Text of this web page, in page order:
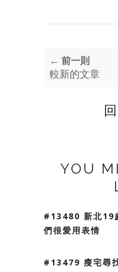
← 前一則
較新的文章
YOU
#13480 新北19
們很愛用表情
#13479 瘦宅尋